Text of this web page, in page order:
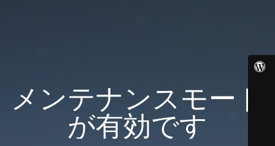
メンテナンスモード
が有効です